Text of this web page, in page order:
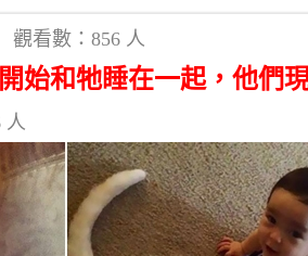
觀看數：856 人
始和牠睡在一起，他們
人